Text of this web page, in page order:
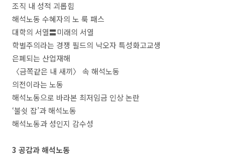
조직 내 성적 괴롭힘
해석노동 수혜자의 노 룩 패스
대학의 서열〓미래의 서열
학벌주의라는 경쟁 필드의 낙오자 특성화고교생
은폐되는 산업재해
〈금쪽같은 내 새끼〉 속 해석노동
의전이라는 노동
해석노동으로 바라본 최저임금 인상 논란
‘불쉿 잡’과 해석노동
해석노동과 성인지 감수성
3 공감과 해석노동